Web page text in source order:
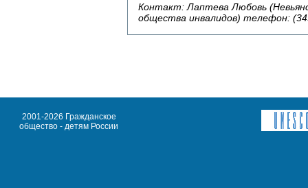
Контакт: Лаптева Любовь
общества инвалидов) телефон:
2001-2026 Гражданское
общество - детям России